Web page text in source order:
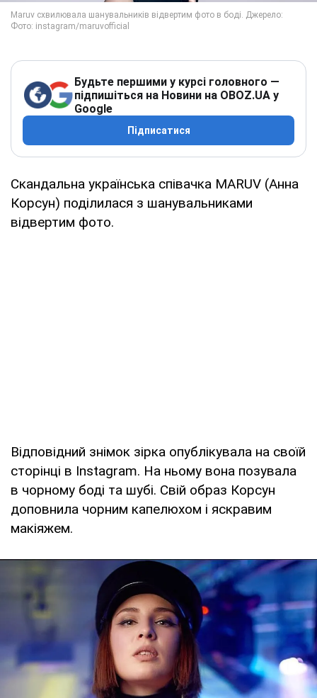
Будьте першими у курсі головного —
підпишіться на Новини на OBOZ.UA у
Google
Підписатися
Скандальна українська співачка MARUV (Анна
Корсун) поділилася з шанувальниками
відвертим фото.
Відповідний знімок зірка опублікувала на своїй
сторінці в Instagram. На ньому вона позувала
в чорному боді та шубі. Свій образ Корсун
доповнила чорним капелюхом і яскравим
макіяжем.